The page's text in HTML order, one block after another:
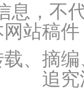
息，不
网站稿
、摘
追